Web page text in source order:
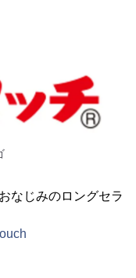
なじみのロングセラ